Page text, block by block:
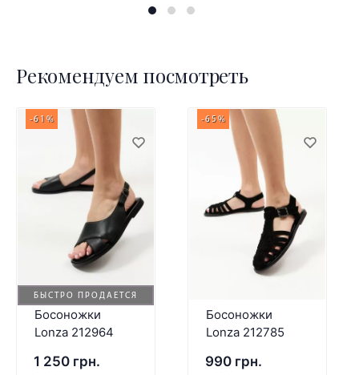
Рекомендуем посмотреть
БЫСТРО ПРОДАЕТСЯ
-61%
Босоножки
Lonza 212964
1 250 грн.
-65%
Босоножки
Lonza 212785
990 грн.